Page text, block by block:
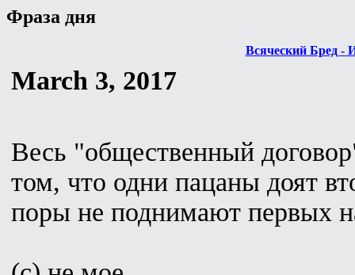
Фраза дня
Всяческий Бред -
March 3, 2017
Весь "общественный
том, что одни пацаны доят
поры не поднимают первых